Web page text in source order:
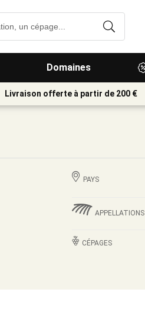
Domaines
Livraison offerte à partir de 200 €
PAYS
APPELLATIONS
CÉPAGES